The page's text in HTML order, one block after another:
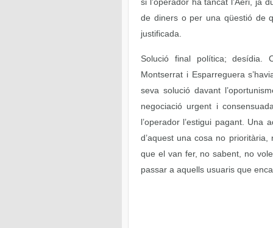
de diners o per una qüestió de
justificada.
Solució final política; desídia.
Montserrat i Esparreguera
seva solució davant
negociació urgent i
l’operador l’estigui pagant. Una
d’aquest una cosa no
que el van fer, no sabent, no
passar a aquells usuaris que